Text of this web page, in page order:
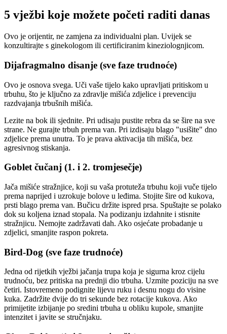
5 vježbi koje možete početi raditi danas
Ovo je orijentir, ne zamjena za individualni plan. Uvijek se
konzultirajte s ginekologom ili certificiranim kineziolognjicom.
Dijafragmalno disanje (sve faze trudnoće)
Ovo je osnova svega. Uči vaše tijelo kako upravljati pritiskom u
trbuhu, što je ključno za zdravlje mišića zdjelice i prevenciju
razdvajanja trbušnih mišića.
Lezite na bok ili sjednite. Pri udisaju pustite rebra da se šire na sve
strane. Ne gurajte trbuh prema van. Pri izdisaju blago "usišite" dno
zdjelice prema unutra. To je prava aktivacija tih mišića, bez
agresivnog stiskanja.
Goblet čučanj (1. i 2. tromjesečje)
Jača mišiće stražnjice, koji su vaša protuteža trbuhu koji vuče tijelo
prema naprijed i uzrokuje bolove u leđima. Stojite šire od kukova,
prsti blago prema van. Bučicu držite ispred prsa. Spuštajte se polako
dok su koljena iznad stopala. Na podizanju izdahnite i stisnite
stražnjicu. Nemojte zadržavati dah. Ako osjećate probadanje u
zdjelici, smanjite raspon pokreta.
Bird-Dog (sve faze trudnoće)
Jedna od rijetkih vježbi jačanja trupa koja je sigurna kroz cijelu
trudnoću, bez pritiska na prednji dio trbuha. Uzmite poziciju na sve
četiri. Istovremeno podignite lijevu ruku i desnu nogu do visine
kuka. Zadržite dvije do tri sekunde bez rotacije kukova. Ako
primijetite izbijanje po sredini trbuha u obliku kupole, smanjite
intenzitet i javite se stručnjaku.